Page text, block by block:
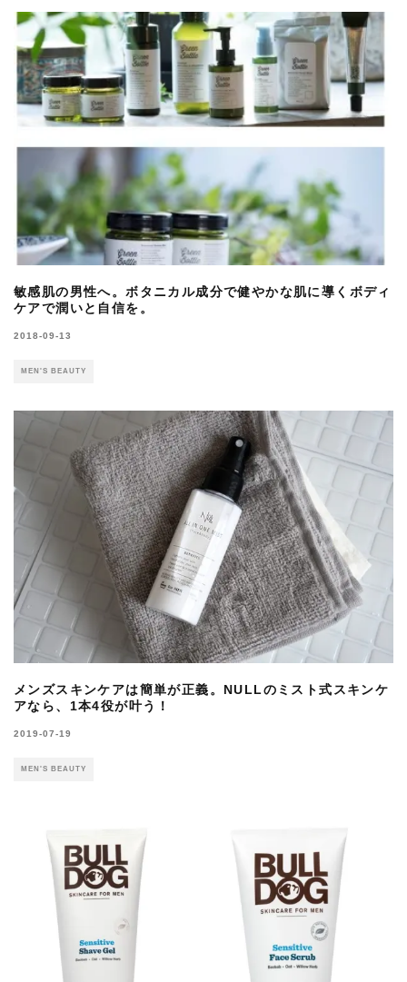
敏感肌の男性へ。ボタニカル成分で健やかな肌に導くボディ
ケアで潤いと自信を。
2018-09-13
MEN'S BEAUTY
メンズスキンケアは簡単が正義。NULLのミスト式スキンケ
アなら、1本4役が叶う！
2019-07-19
MEN'S BEAUTY